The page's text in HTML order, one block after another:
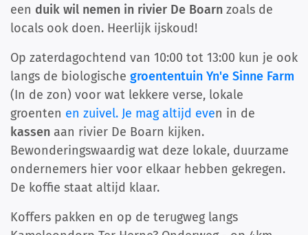
een duik wil nemen in rivier De Boarn zoals de
locals ook doen. Heerlijk ijskoud!
Op zaterdagochtend van 10:00 tot 13:00 kun je ook
langs de biologische groententuin Yn'e Sinne Farm
(In de zon) voor wat lekkere verse, lokale
groenten en zuivel. Je mag altijd even in de
kassen aan rivier De Boarn kijken.
Bewonderingswaardig wat deze lokale, duurzame
ondernemers hier voor elkaar hebben gekregen.
De koffie staat altijd klaar.
Koffers pakken en op de terugweg langs